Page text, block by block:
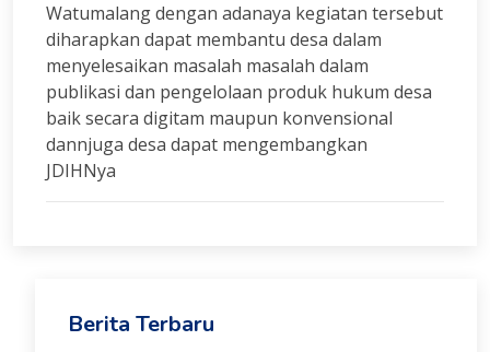
Watumalang dengan adanaya kegiatan tersebut
diharapkan dapat membantu desa dalam
menyelesaikan masalah masalah dalam
publikasi dan pengelolaan produk hukum desa
baik secara digitam maupun konvensional
dannjuga desa dapat mengembangkan
JDIHNya
Berita Terbaru